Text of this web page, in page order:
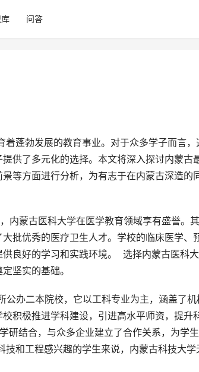
问答
供了多元化的选择。本文将深入探讨内蒙古
等方面进行分析，为有志于在内蒙古深造的
内蒙古医科大学在医学教育领域享有盛誉。
批优秀的医疗卫生人才。学校的临床医学、
良好的学习和实践环境。  选择内蒙古医科大
坚实的基础。
办二本院校，它以工科专业为主，涵盖了机
积极推进学科建设，引进高水平师资，提升
研结合，与众多企业建立了合作关系，为学
和工程感兴趣的学生来说，内蒙古科技大学